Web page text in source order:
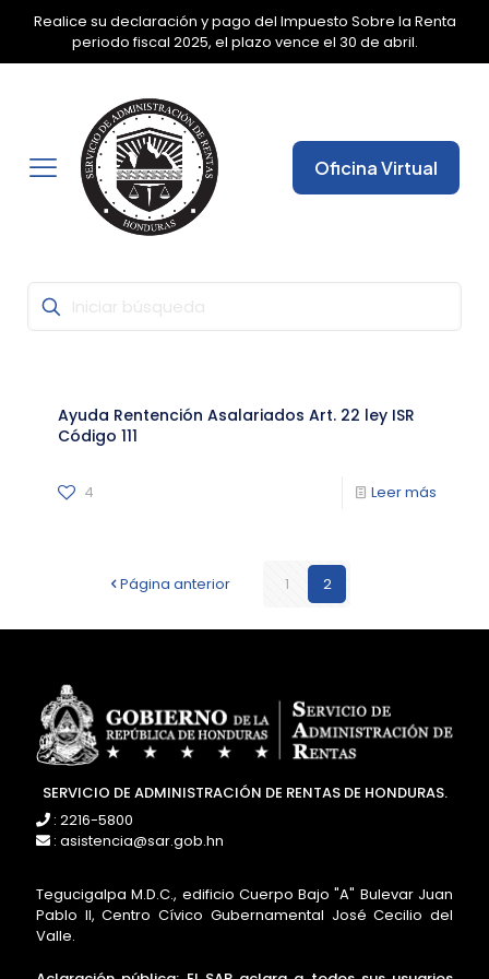
Realice su declaración y pago del Impuesto Sobre la Renta
periodo fiscal 2025, el plazo vence el 30 de abril.
✕
Oficina Virtual
Ayuda Rentención Asalariados Art. 22 ley ISR
Código 111
4 Leer más
Página anterior 1 2
SERVICIO DE ADMINISTRACIÓN DE RENTAS DE HONDURAS.
: 2216-5800
: asistencia@sar.gob.hn
Tegucigalpa M.D.C., edificio Cuerpo Bajo "A" Bulevar Juan
Pablo II, Centro Cívico Gubernamental José Cecilio del
Valle.